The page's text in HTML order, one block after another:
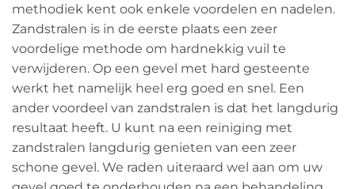
methodiek kent ook enkele voordelen en nadelen.
Zandstralen is in de eerste plaats een zeer
voordelige methode om hardnekkig vuil te
verwijderen. Op een gevel met hard gesteente
werkt het namelijk heel erg goed en snel. Een
ander voordeel van zandstralen is dat het langdurig
resultaat heeft. U kunt na een reiniging met
zandstralen langdurig genieten van een zeer
schone gevel. We raden uiteraard wel aan om uw